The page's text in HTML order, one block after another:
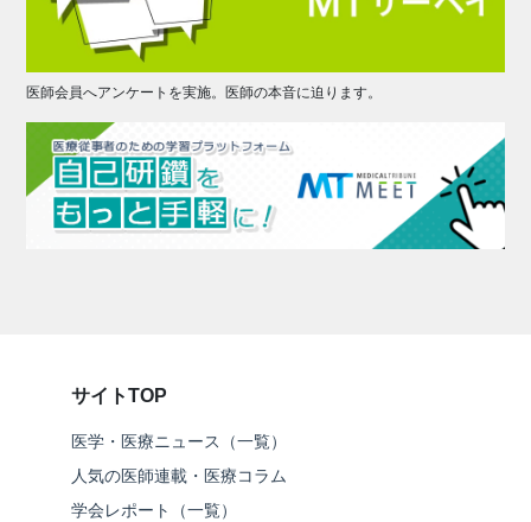
医師会員へアンケートを実施。医師の本音に迫ります。
サイトTOP
医学・医療ニュース（一覧）
人気の医師連載・医療コラム
学会レポート（一覧）